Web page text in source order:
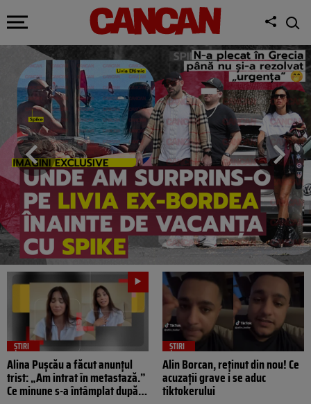
ȘTIRI
Alina Pușcău a făcut anunțul
trist: „Am intrat în metastază.”
Ce minune s-a întâmplat după
ȘTIRI
Alin Borcan, reținut din nou! Ce
acuzații grave i se aduc
tiktokerului